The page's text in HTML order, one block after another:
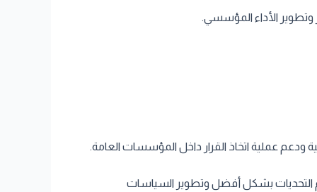
وتطوير الأداء المؤسسي.
ودعم عملية اتخاذ القرار داخل المؤسسات العامة.
التحديات بشكل أفضل وتطوير السياسات